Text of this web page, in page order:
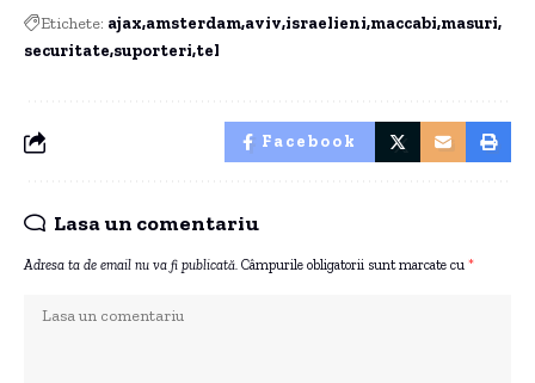
Etichete: ajax amsterdam aviv israelieni maccabi masuri
securitate suporteri tel
Facebook
Lasa un comentariu
Adresa ta de email nu va fi publicată. Câmpurile obligatorii sunt marcate cu *